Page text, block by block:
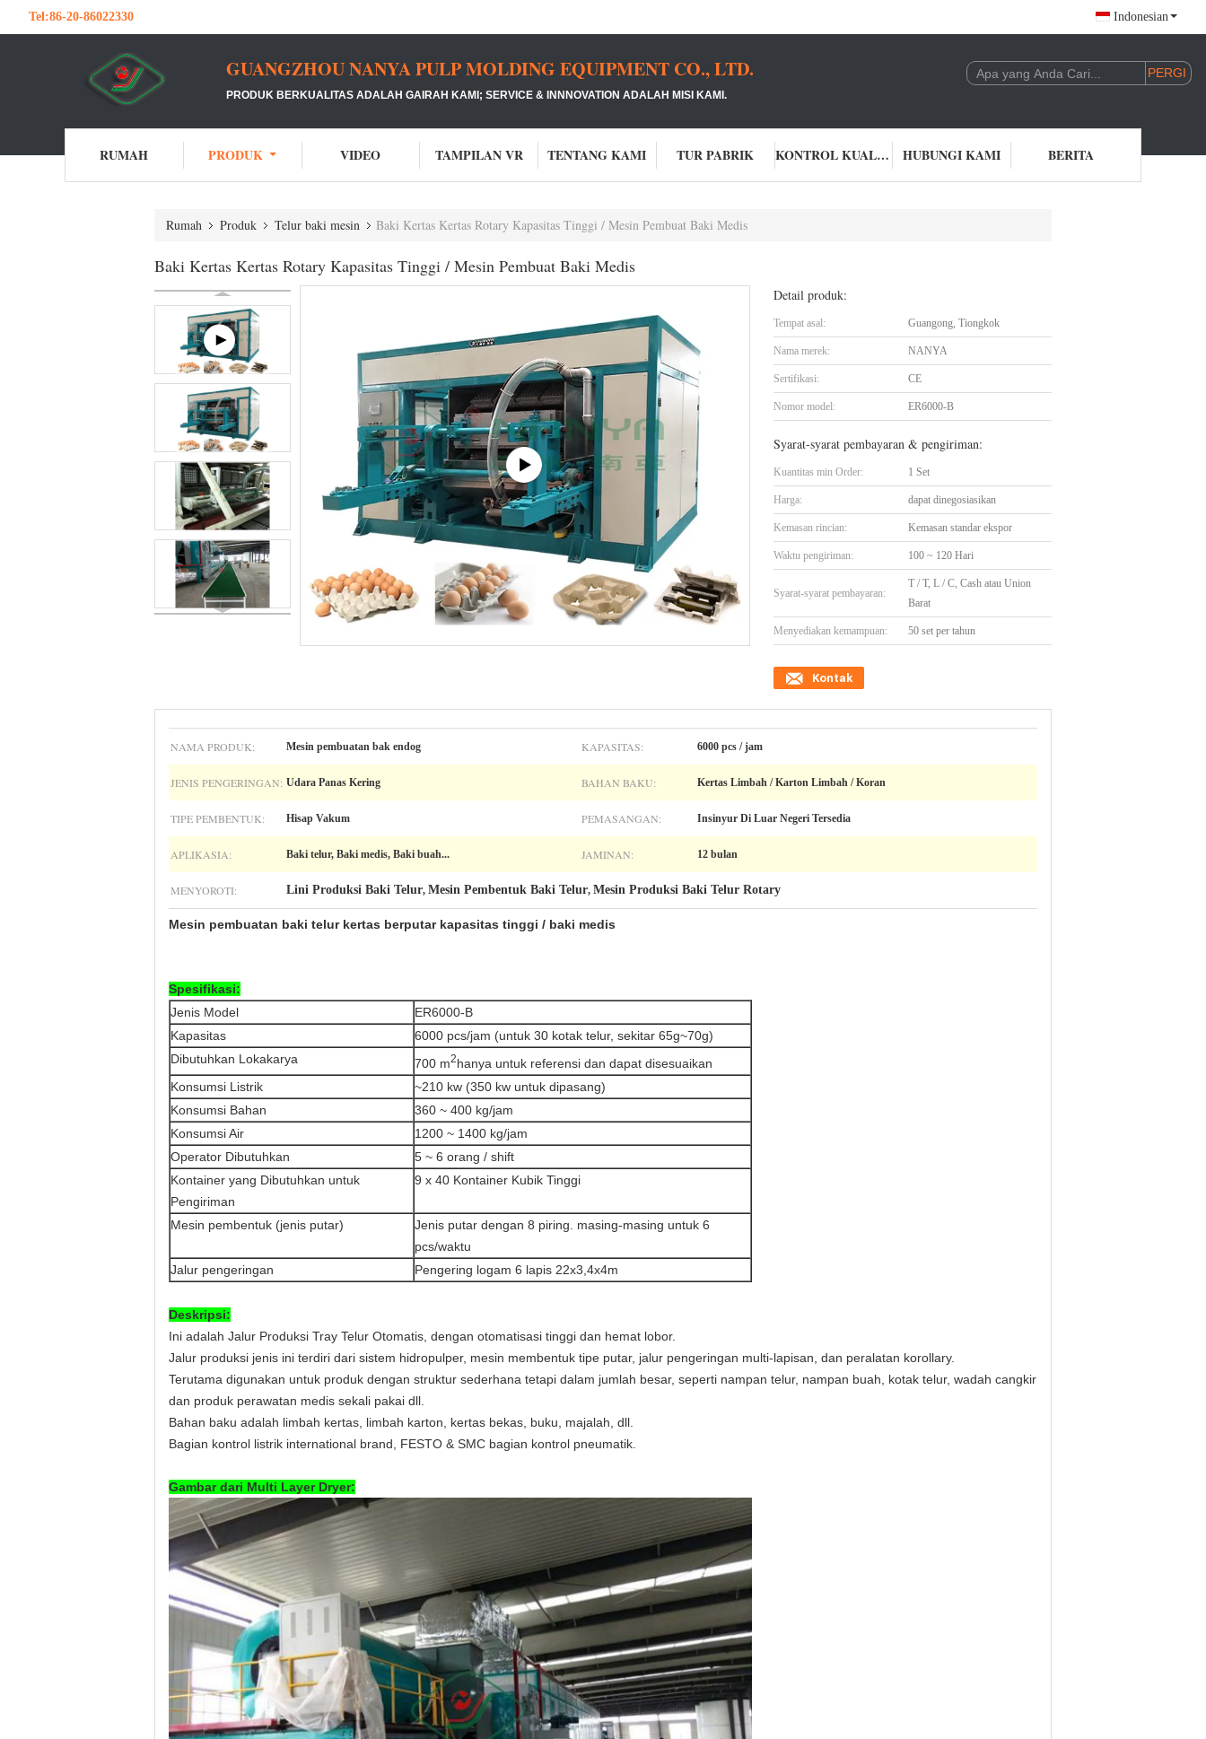
Tel:86-20-86022330 Indonesian
GUANGZHOU NANYA PULP MOLDING EQUIPMENT CO., LTD.
PRODUK BERKUALITAS ADALAH GAIRAH KAMI; SERVICE & INNNOVATION ADALAH MISI KAMI.
RUMAH PRODUK VIDEO TAMPILAN VR TENTANG KAMI TUR PABRIK KONTROL KUALITAS HUBUNGI KAMI BERITA
Rumah Produk Telur baki mesin Baki Kertas Kertas Rotary Kapasitas Tinggi / Mesin Pembuat Baki Medis
Baki Kertas Kertas Rotary Kapasitas Tinggi / Mesin Pembuat Baki Medis
Detail produk:
Tempat asal: Guangong, Tiongkok
Nama merek: NANYA
Sertifikasi: CE
Nomor model: ER6000-B
Syarat-syarat pembayaran & pengiriman:
Kuantitas min Order: 1 Set
Harga: dapat dinegosiasikan
Kemasan rincian: Kemasan standar ekspor
Waktu pengiriman: 100 ~ 120 Hari
Syarat-syarat pembayaran:
T / T, L / C, Cash atau Union
Barat
Menyediakan kemampuan: 50 set per tahun
Kontak
NAMA PRODUK: Mesin pembuatan bak endog KAPASITAS: 6000 pcs / jam
JENIS PENGERINGAN: Udara Panas Kering BAHAN BAKU: Kertas Limbah / Karton Limbah / Koran
TIPE PEMBENTUK: Hisap Vakum PEMASANGAN: Insinyur Di Luar Negeri Tersedia
APLIKASIA: Baki telur, Baki medis, Baki buah... JAMINAN: 12 bulan
MENYOROTI: Lini Produksi Baki Telur, Mesin Pembentuk Baki Telur, Mesin Produksi Baki Telur Rotary
Mesin pembuatan baki telur kertas berputar kapasitas tinggi / baki medis
Spesifikasi:
Jenis Model
ER6000-B
Kapasitas
6000 pcs/jam (untuk 30 kotak telur, sekitar 65g~70g)
Dibutuhkan Lokakarya
700 m2hanya untuk referensi dan dapat disesuaikan
Konsumsi Listrik
~210 kw (350 kw untuk dipasang)
Konsumsi Bahan
360 ~ 400 kg/jam
Konsumsi Air
1200 ~ 1400 kg/jam
Operator Dibutuhkan
5 ~ 6 orang / shift
Kontainer yang Dibutuhkan untuk
Pengiriman
9 x 40 Kontainer Kubik Tinggi
Mesin pembentuk (jenis putar)
Jenis putar dengan 8 piring. masing-masing untuk 6
pcs/waktu
Jalur pengeringan
Pengering logam 6 lapis 22x3,4x4m
Deskripsi:
Ini adalah Jalur Produksi Tray Telur Otomatis, dengan otomatisasi tinggi dan hemat lobor.
Jalur produksi jenis ini terdiri dari sistem hidropulper, mesin membentuk tipe putar, jalur pengeringan multi-lapisan, dan peralatan korollary.
Terutama digunakan untuk produk dengan struktur sederhana tetapi dalam jumlah besar, seperti nampan telur, nampan buah, kotak telur, wadah cangkir
dan produk perawatan medis sekali pakai dll.
Bahan baku adalah limbah kertas, limbah karton, kertas bekas, buku, majalah, dll.
Bagian kontrol listrik international brand, FESTO & SMC bagian kontrol pneumatik.
Gambar dari Multi Layer Dryer: